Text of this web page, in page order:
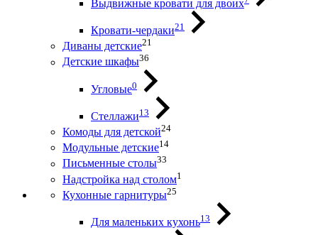
Выдвижные кровати для двоих
Кровати-чердаки21
Диваны детские21
Детские шкафы36
Угловые0
Стеллажи13
Комоды для детской24
Модульные детские14
Письменные столы33
Надстройка над столом1
Кухонные гарнитуры25
Для маленьких кухонь13